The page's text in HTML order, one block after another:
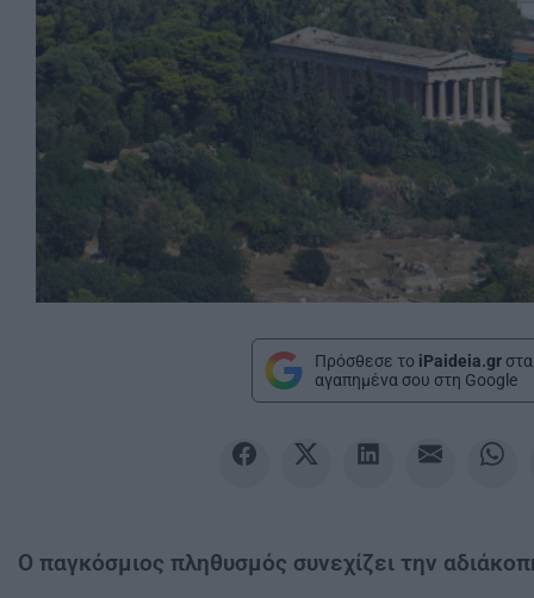
Πρόσθεσε το iPaideia.gr στα
αγαπημένα σου στη Google
Ο παγκόσμιος πληθυσμός συνεχίζει την